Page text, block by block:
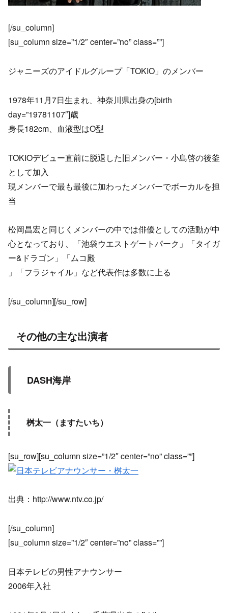
[/su_column]
[su_column size=”1/2″ center=”no” class=””]
ジャニーズのアイドルグループ「TOKIO」のメンバー
1978年11月7日生まれ、神奈川県出身の[birth
day=”19781107″]歳
身長182cm、血液型はO型
TOKIOデビュー直前に脱退した旧メンバー・小島啓の後釜
として加入
現メンバーで最も最後に加わったメンバーでボーカルを担
当
松岡昌宏と同じくメンバーの中では俳優としての活動が中
心となっており、「池袋ウエストゲートパーク」「タイガ
ー&ドラゴン」「ムコ殿
」「フラジャイル」など代表作は多数に上る
[/su_column][/su_row]
その他の主な出演者
DASH海岸
桝太一（ますたいち）
[su_row][su_column size=”1/2″ center=”no” class=””]
出典：http://www.ntv.co.jp/
[/su_column]
[su_column size=”1/2″ center=”no” class=””]
日本テレビの男性アナウンサー
2006年入社